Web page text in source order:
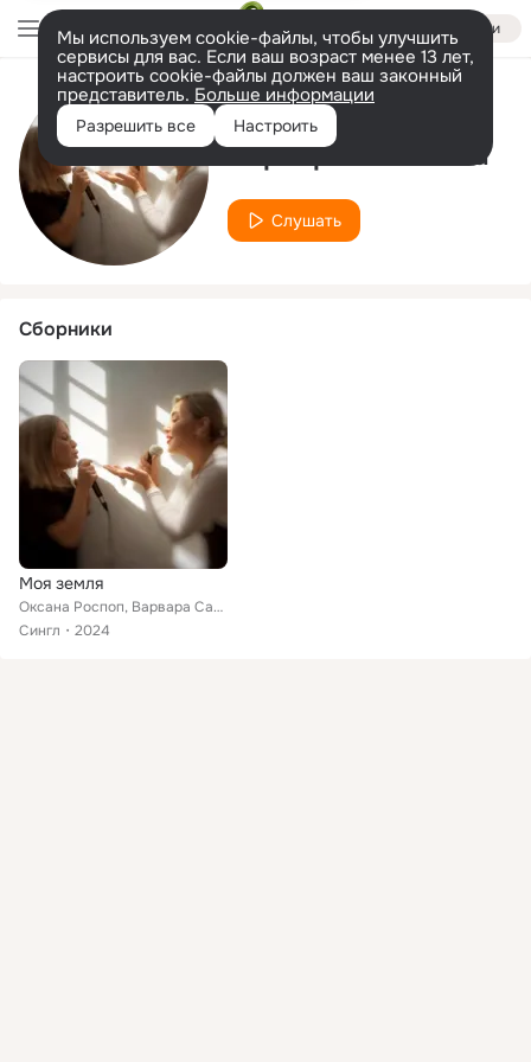
Войти
Мы используем cookie-файлы, чтобы улучшить
сервисы для вас. Если ваш возраст менее 13 лет,
настроить cookie-файлы должен ваш законный
представитель. Больше информации
Разрешить все Настроить
Исполнитель
Варвара Сазонова
Слушать
Сборники
Моя земля
Оксана Роспоп, Варвара Сазонова
Сингл
2024